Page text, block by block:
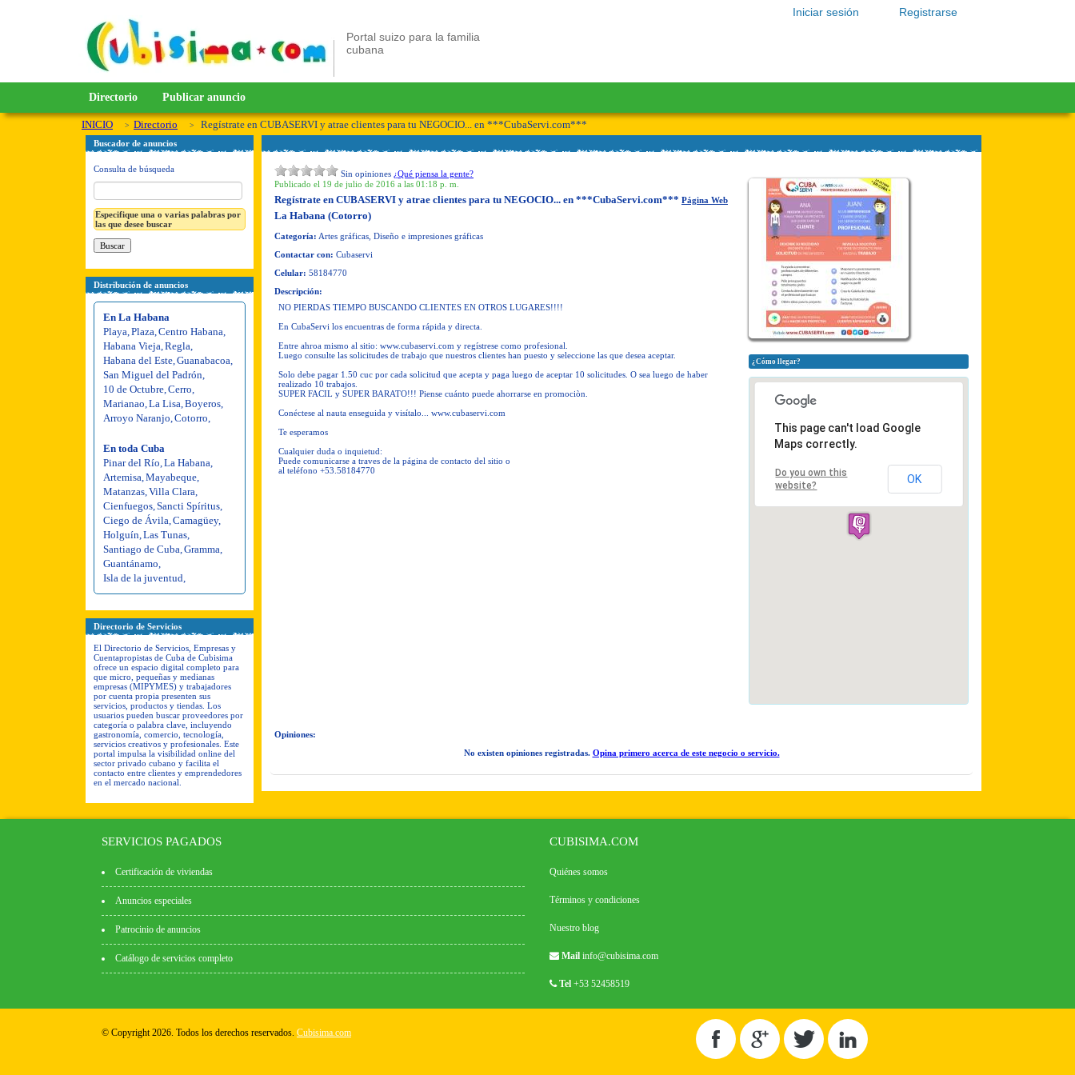
Registrarse
Iniciar sesión
Portal suizo para la familia
cubana
Directorio Publicar anuncio
INICIO Directorio Regístrate en CUBASERVI y atrae clientes para tu NEGOCIO... en ***CubaServi.com***
Buscador de anuncios
Consulta de búsqueda
Especifique una o varias palabras por
las que desee buscar
Distribución de anuncios
En La Habana
Playa Plaza Centro Habana
Habana Vieja Regla
Habana del Este Guanabacoa
San Miguel del Padrón
10 de Octubre Cerro
Marianao La Lisa Boyeros
Arroyo Naranjo Cotorro
En toda Cuba
Pinar del Río La Habana
Artemisa Mayabeque
Matanzas Villa Clara
Cienfuegos Sancti Spíritus
Ciego de Ávila Camagüey,
Holguín Las Tunas
Santiago de Cuba Gramma
Guantánamo
Isla de la juventud
Directorio de Servicios
El Directorio de Servicios, Empresas y
Cuentapropistas de Cuba de Cubisima
ofrece un espacio digital completo para
que micro, pequeñas y medianas
empresas (MIPYMES) y trabajadores
por cuenta propia presenten sus
servicios, productos y tiendas. Los
usuarios pueden buscar proveedores por
categoría o palabra clave, incluyendo
gastronomía, comercio, tecnología,
servicios creativos y profesionales. Este
portal impulsa la visibilidad online del
sector privado cubano y facilita el
contacto entre clientes y emprendedores
en el mercado nacional.
Sin opiniones ¿Qué piensa la gente?
Publicado el 19 de julio de 2016 a las 01:18 p. m.
Regístrate en CUBASERVI y atrae clientes para tu NEGOCIO... en ***CubaServi.com*** Página Web
La Habana (Cotorro)
Categoría: Artes gráficas, Diseño e impresiones gráficas
Contactar con: Cubaservi
Celular: 58184770
Descripción:
NO PIERDAS TIEMPO BUSCANDO CLIENTES EN OTROS LUGARES!!!!
En CubaServi los encuentras de forma rápida y directa.
Entre ahroa mismo al sitio: www.cubaservi.com y regístrese como profesional.
Luego consulte las solicitudes de trabajo que nuestros clientes han puesto y seleccione las que desea aceptar.
Solo debe pagar 1.50 cuc por cada solicitud que acepta y paga luego de aceptar 10 solicitudes. O sea luego de haber
realizado 10 trabajos.
SUPER FACIL y SUPER BARATO!!! Piense cuánto puede ahorrarse en promociòn.
Conéctese al nauta enseguida y visítalo... www.cubaservi.com
Te esperamos
Cualquier duda o inquietud:
Puede comunicarse a traves de la página de contacto del sitio o
al teléfono +53.58184770
¿Cómo llegar?
This page can't load Google
Maps correctly.
Do you own this
website?
OK
Opiniones:
No existen opiniones registradas. Opina primero acerca de este negocio o servicio.
SERVICIOS PAGADOS
Certificación de viviendas
Anuncios especiales
Patrocinio de anuncios
Catálogo de servicios completo
CUBISIMA.COM
Quiénes somos
Términos y condiciones
Nuestro blog
Mail info@cubisima.com
Tel +53 52458519
© Copyright 2026. Todos los derechos reservados. Cubisima.com